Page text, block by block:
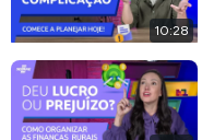
10:28